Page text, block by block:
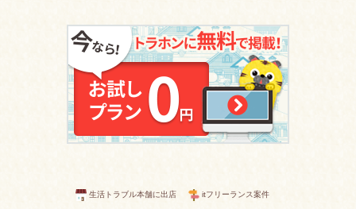
生活トラブル本舗に出店 itフリーランス案件